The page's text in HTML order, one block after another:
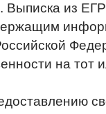
Выписка из
на тот